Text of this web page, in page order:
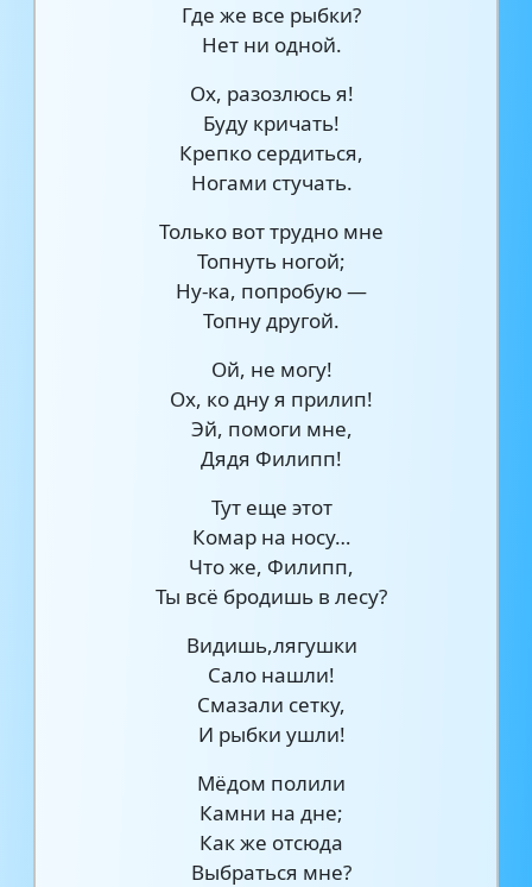
Где же все рыбки?
Нет ни одной.
Ох, разозлюсь я!
Буду кричать!
Крепко сердиться,
Ногами стучать.
Только вот трудно мне
Топнуть ногой;
Ну-ка, попробую —
Топну другой.
Ой, не могу!
Ох, ко дну я прилип!
Эй, помоги мне,
Дядя Филипп!
Тут еще этот
Комар на носу…
Что же, Филипп,
Ты всё бродишь в лесу?
Видишь,лягушки
Сало нашли!
Смазали сетку,
И рыбки ушли!
Мёдом полили
Камни на дне;
Как же отсюда
Выбраться мне?